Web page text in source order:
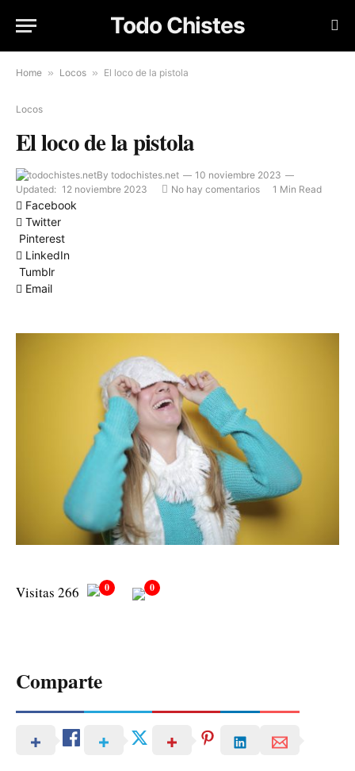
Todo Chistes
Home » Locos » El loco de la pistola
Locos
El loco de la pistola
By todochistes.net
10 noviembre 2023
Updated: 12 noviembre 2023 No hay comentarios 1 Min Read
Facebook
Twitter
Pinterest
LinkedIn
Tumblr
Email
Visitas 266 0 0
Comparte